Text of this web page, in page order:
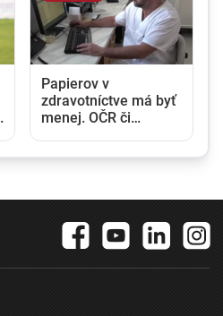
Papierov v
zdravotníctve má byť
menej. OČR či